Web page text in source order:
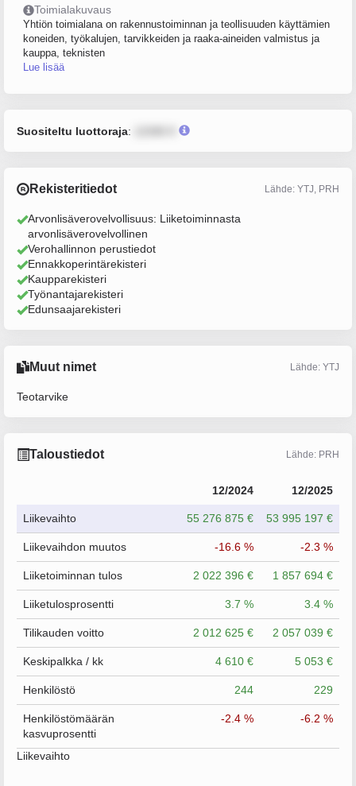
Toimialakuvaus
Yhtiön toimialana on rakennustoiminnan ja teollisuuden käyttämien
koneiden, työkalujen, tarvikkeiden ja raaka-aineiden valmistus ja
kauppa, teknisten
Lue lisää
Suositeltu luottoraja:
Rekisteritiedot Lähde: YTJ, PRH
Arvonlisäverovelvollisuus: Liiketoiminnasta
arvonlisäverovelvollinen
Verohallinnon perustiedot
Ennakkoperintärekisteri
Kaupparekisteri
Työnantajarekisteri
Edunsaajarekisteri
Muut nimet Lähde: YTJ
Teotarvike
Taloustiedot Lähde: PRH
12/2024 12/2025
Liikevaihto 55 276 875 € 53 995 197 €
Liikevaihdon muutos -16.6 % -2.3 %
Liiketoiminnan tulos 2 022 396 € 1 857 694 €
Liiketulosprosentti 3.7 % 3.4 %
Tilikauden voitto 2 012 625 € 2 057 039 €
Keskipalkka / kk 4 610 € 5 053 €
Henkilöstö 244 229
Henkilöstömäärän
kasvuprosentti
-2.4 % -6.2 %
Liikevaihto